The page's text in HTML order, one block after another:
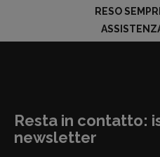
RESO
Resta in contatto:
newsletter